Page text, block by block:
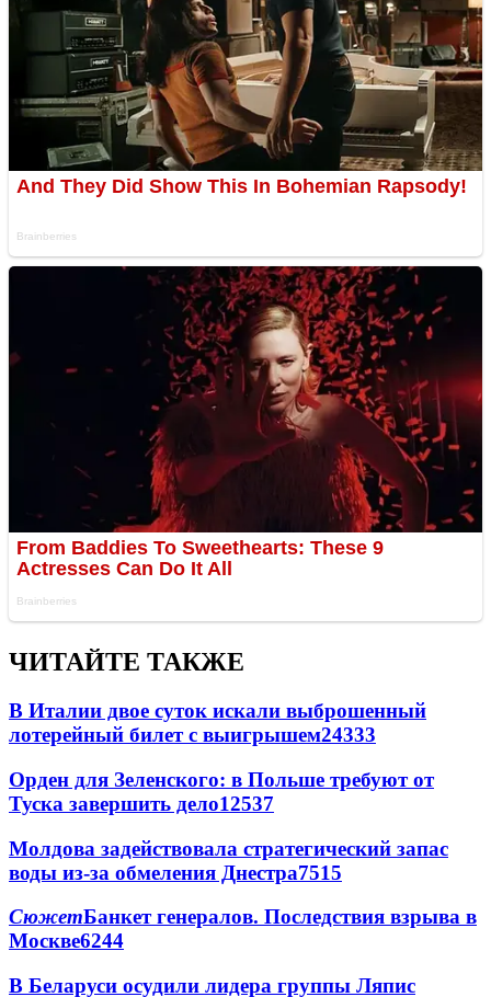
ЧИТАЙТЕ ТАКЖЕ
В Италии двое суток искали выброшенный
лотерейный билет с выигрышем24333
Орден для Зеленского: в Польше требуют от
Туска завершить дело12537
Молдова задействовала стратегический запас
воды из-за обмеления Днестра7515
СюжетБанкет генералов. Последствия взрыва в
Москве6244
В Беларуси осудили лидера группы Ляпис